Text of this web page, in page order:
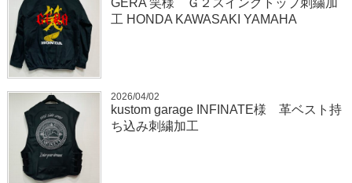
工 HONDA KAWASAKI YAMAHA
2026/04/02
kustom garage INFINATE様 革ベスト持
ち込み刺繍加工